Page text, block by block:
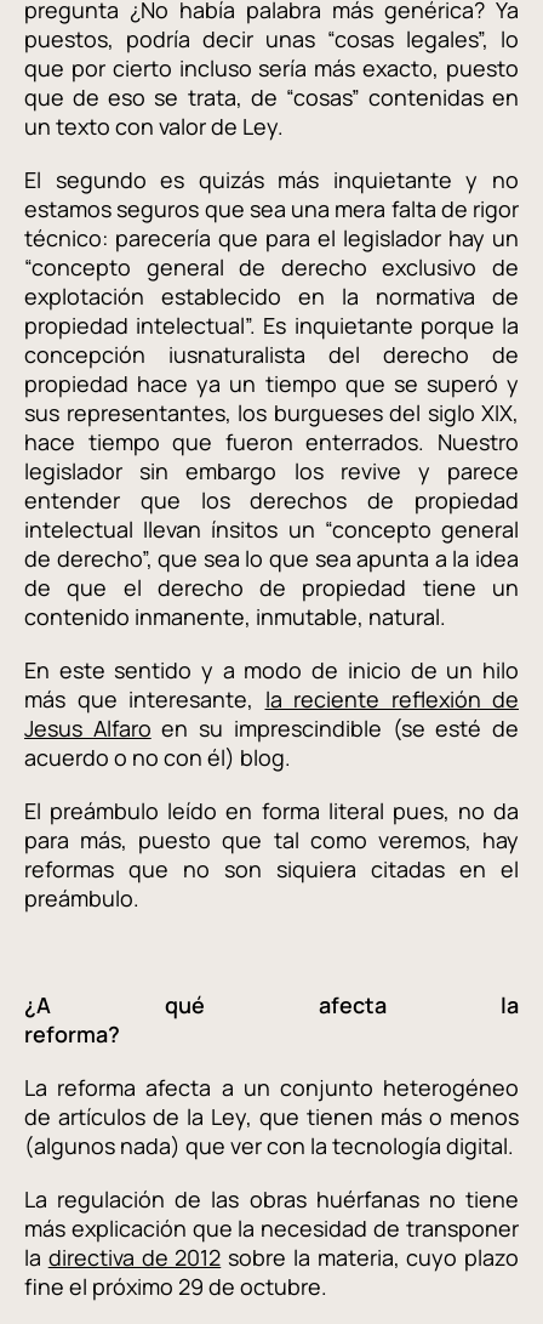
pregunta ¿No había palabra más genérica? Ya
puestos, podría decir unas “cosas legales”, lo
que por cierto incluso sería más exacto, puesto
que de eso se trata, de “cosas” contenidas en
un texto con valor de Ley.
El segundo es quizás más inquietante y no
estamos seguros que sea una mera falta de rigor
técnico: parecería que para el legislador hay un
“concepto general de derecho exclusivo de
explotación establecido en la normativa de
propiedad intelectual”. Es inquietante porque la
concepción iusnaturalista del derecho de
propiedad hace ya un tiempo que se superó y
sus representantes, los burgueses del siglo XIX,
hace tiempo que fueron enterrados. Nuestro
legislador sin embargo los revive y parece
entender que los derechos de propiedad
intelectual llevan ínsitos un “concepto general
de derecho”, que sea lo que sea apunta a la idea
de que el derecho de propiedad tiene un
contenido inmanente, inmutable, natural.
En este sentido y a modo de inicio de un hilo
más que interesante, la reciente reflexión de
Jesus Alfaro en su imprescindible (se esté de
acuerdo o no con él) blog.
El preámbulo leído en forma literal pues, no da
para más, puesto que tal como veremos, hay
reformas que no son siquiera citadas en el
preámbulo.
¿A qué afecta la
La reforma afecta a un conjunto heterogéneo
de artículos de la Ley, que tienen más o menos
(algunos nada) que ver con la tecnología digital.
La regulación de las obras huérfanas no tiene
más explicación que la necesidad de transponer
la directiva de 2012 sobre la materia, cuyo plazo
fine el próximo 29 de octubre.